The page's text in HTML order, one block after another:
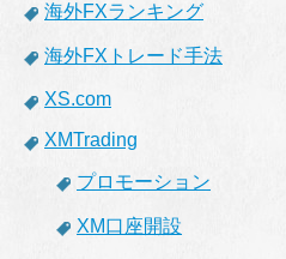
海外FXランキング
海外FXトレード手法
XS.com
XMTrading
プロモーション
XM口座開設